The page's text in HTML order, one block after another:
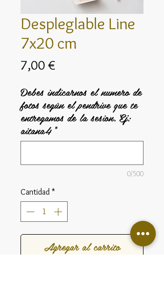
Despleglable Line
7x20 cm
7,00 €
Debes indicarnos el numero de
fotos según el pendrive que te
entregamos de la sesion. Ej:
aitana4 *
0/500
Cantidad *
Agregar al carrito